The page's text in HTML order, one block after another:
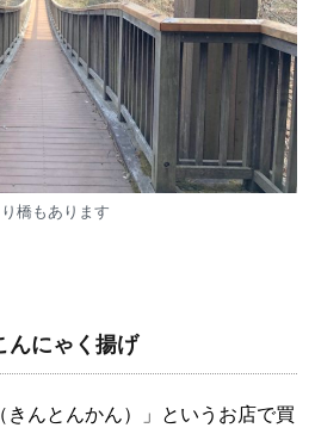
橋もあります
んにゃく揚げ
んとんかん）」というお店で買